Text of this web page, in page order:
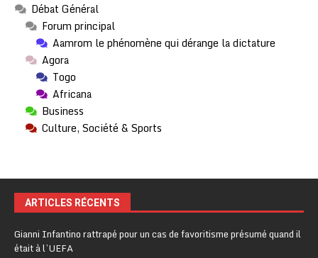
Débat Général
Forum principal
Aamrom le phénomène qui dérange la dictature
Agora
Togo
Africana
Business
Culture, Société & Sports
ARTICLES RÉCENTS
Gianni Infantino rattrapé pour un cas de favoritisme présumé quand il
était à l’UEFA